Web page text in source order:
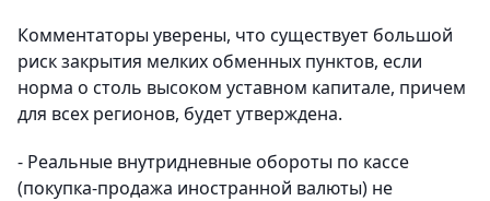
Комментаторы уверены, что существует большой
риск закрытия мелких обменных пунктов, если
норма о столь высоком уставном капитале, причем
для всех регионов, будет утверждена.
- Реальные внутридневные обороты по кассе
(покупка-продажа иностранной валюты) не